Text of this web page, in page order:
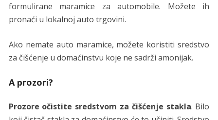
formulirane maramice za automobile. Možete ih
pronaći u lokalnoj auto trgovini.
Ako nemate auto maramice, možete koristiti sredstvo
za čišćenje u domaćinstvu koje ne sadrži amonijak.
A prozori?
Prozore očistite sredstvom za čišćenje stakla. Bilo